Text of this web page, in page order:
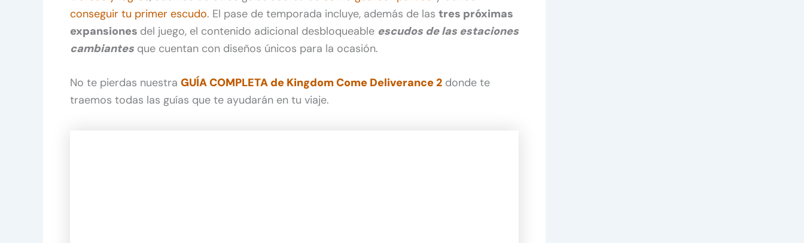
conseguir tu primer escudo. El pase de temporada incluye, además de las tres próximas
expansiones del juego, el contenido adicional desbloqueable escudos de las estaciones
cambiantes que cuentan con diseños únicos para la ocasión.
No te pierdas nuestra GUÍA COMPLETA de Kingdom Come Deliverance 2 donde te
traemos todas las guías que te ayudarán en tu viaje.